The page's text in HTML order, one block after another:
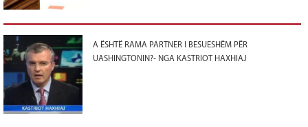
A ËSHTË RAMA PARTNER I BESUESHËM PËR
UASHINGTONIN?- NGA KASTRIOT HAXHIAJ